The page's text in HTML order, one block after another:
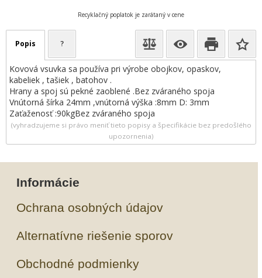
Recyklačný poplatok je zarátaný v cene
Popis ?
Kovová vsuvka sa používa pri výrobe obojkov, opaskov,
kabeliek , tašiek , batohov .
Hrany a spoj sú pekné zaoblené .Bez zváraného spoja
Vnútorná šírka 24mm ,vnútorná výška :8mm D: 3mm
Zaťaženosť :90kgBez zváraného spoja
(vyhradzujeme si právo meniť tieto popisy a špecifikácie bez predošlého
upozornenia)
Informácie
Ochrana osobných údajov
Alternatívne riešenie sporov
Obchodné podmienky